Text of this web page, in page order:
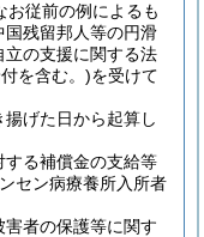
お従前の例によるも
残留邦人等の円滑
立の支援に関する法
を含む。)を受けて
げた日から起算し
る補償金の支給等
セン病療養所入所者
者の保護等に関す